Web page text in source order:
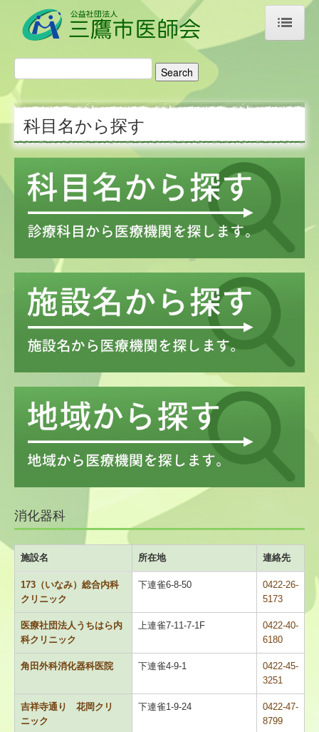
ホーム
医師会のご案内
ご挨拶・あゆみ
リンク集
医療機関検索
科目名から探す
施設名から探す
医療機関情報新規登録・変更フォーム
会員限定
医人往来
救急医療機関
こども救急みたかのご案内
定期検診・予防接種情報
地域包括ケア
皆さんの健康のために
科目名から探す
消化器科
施設名 所在地 連絡先
173（いなみ）総合内科
クリニック
下連雀6-8-50
0422-26-
5173
医療社団法人うちはら内
科クリニック
上連雀7-11-7-1F
0422-40-
6180
角田外科消化器科医院 下連雀4-9-1
0422-45-
3251
吉祥寺通り 花岡クリ
ニック
下連雀1-9-24
0422-47-
8799